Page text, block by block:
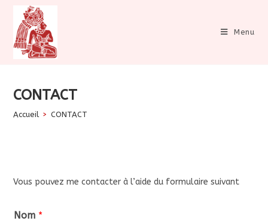
content
Menu
CONTACT
Accueil > CONTACT
Vous pouvez me contacter à l’aide du formulaire suivant
Nom *